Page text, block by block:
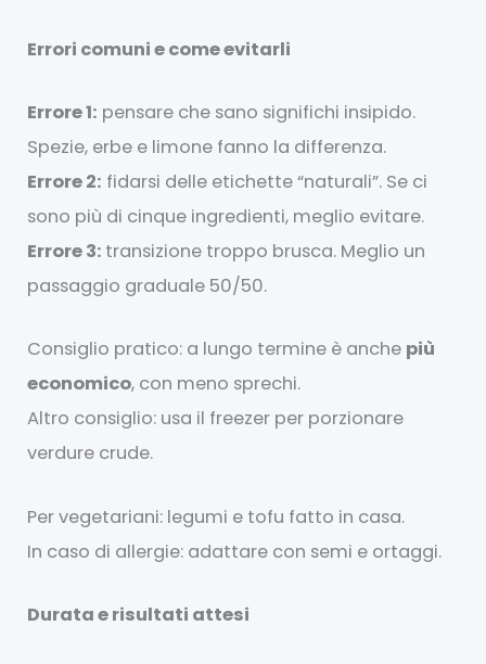
Errori comuni e come evitarli
Errore 1: pensare che sano significhi insipido.
Spezie, erbe e limone fanno la differenza.
Errore 2: fidarsi delle etichette “naturali”. Se ci
sono più di cinque ingredienti, meglio evitare.
Errore 3: transizione troppo brusca. Meglio un
passaggio graduale 50/50.
Consiglio pratico: a lungo termine è anche più
economico, con meno sprechi.
Altro consiglio: usa il freezer per porzionare
verdure crude.
Per vegetariani: legumi e tofu fatto in casa.
In caso di allergie: adattare con semi e ortaggi.
Durata e risultati attesi